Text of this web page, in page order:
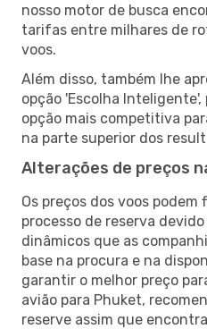
nosso motor de busca
tarifas entre milhares de
voos.
Além disso, também lhe
opção 'Escolha
opção mais competitiva
na parte superior dos
Alterações de preços
Os preços dos voos
processo de reserva
dinâmicos que as
base na procura e na
garantir o melhor preço
avião para Phuket,
reserve assim que